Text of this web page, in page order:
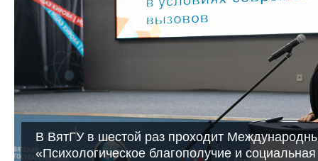
В ВятГУ в шестой раз проходит
«Психологическое благополучие и